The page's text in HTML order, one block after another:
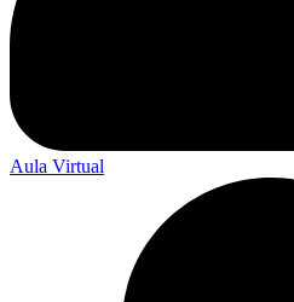
Aula Virtual